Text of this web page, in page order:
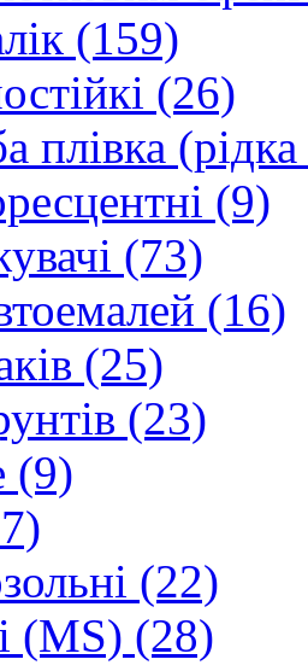
(159)
(26)
плівка
(9)
(73)
(16)
(25)
(23)
(9)
(22)
(MS) (28)